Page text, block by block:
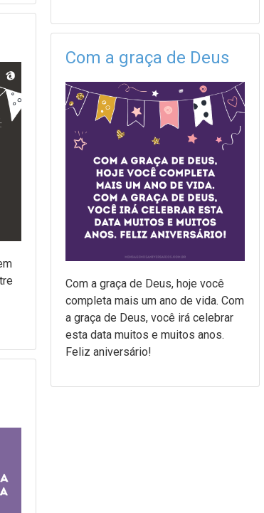
Com a graça de Deus
Com a graça de Deus, hoje você
completa mais um ano de vida. Com
a graça de Deus, você irá celebrar
esta data muitos e muitos anos.
Feliz aniversário!